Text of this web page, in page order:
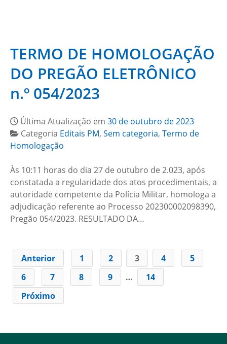
TERMO DE HOMOLOGAÇÃO
DO PREGÃO ELETRÔNICO
n.º 054/2023
Última Atualização em 30 de outubro de 2023
Categoria Editais PM, Sem categoria, Termo de
Homologação
Às 10:11 horas do dia 27 de outubro de 2.023, após
constatada a regularidade dos atos procedimentais, a
autoridade competente da Polícia Militar, homologa a
adjudicação referente ao Processo 202300002098390,
Pregão 054/2023. RESULTADO DA…
Anterior 1 2 3 4
5
6
7 8 9 …
14
Próximo